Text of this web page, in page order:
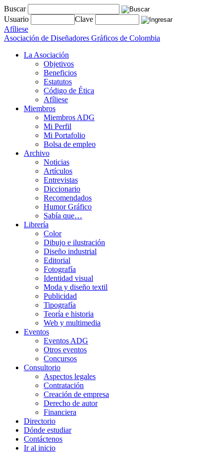
Buscar
Usuario
Clave
Afíliese
Asociación de Diseñadores Gráficos de Colombia
La Asociación
Objetivos
Beneficios
Estatutos
Código de Ética
Afíliese
Miembros
Miembros ADG
Mi Perfil
Mi Portafolio
Bolsa de empleo
Archivo
Noticias
Artículos
Entrevistas
Diccionario
Recomendados
Humor Gráfico
Sabía que…
Librería
Color
Dibujo e ilustración
Diseño industrial
Editorial
Fotografía
Identidad visual
Moda y diseño textil
Publicidad
Tipografía
Teoría e historia
Web y multimedia
Eventos
Eventos ADG
Otros eventos
Concursos
Consultorio
Aspectos legales
Contratación
Creación de empresa
Derecho de autor
Financiera
Directorio
Dónde estudiar
Contáctenos
Ir al inicio